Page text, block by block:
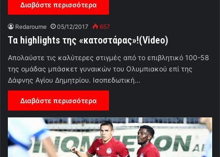
Διαβάστε περισσότερα
Redaroume 05/12/2017 657
Τα highlights της «κατοστάρας»!(Video)
Απολαύστε τις καλύτερες στιγμές από το επιβλητικό 100-58
της ομάδας μπάσκετ γυναικών του Ολυμπιακού επί της
Δάφνης Αγίου Δημητρίου. Ισοπεδωτική…
Διαβάστε περισσότερα